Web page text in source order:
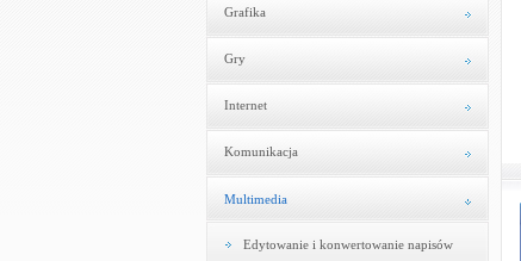
Grafika
Gry
Internet
Komunikacja
Multimedia
Edytowanie i konwertowanie napisów